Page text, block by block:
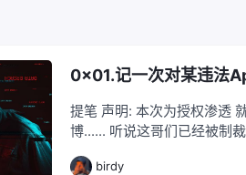
0x01.记一次对某违法
提笔 声明: 本次为授权渗透
博...... 听说这哥们已经被制
birdy